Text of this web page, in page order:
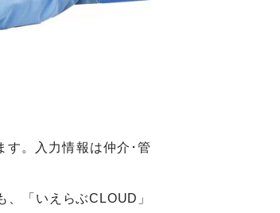
す。入力情報は仲介･管
「いえらぶCLOUD」